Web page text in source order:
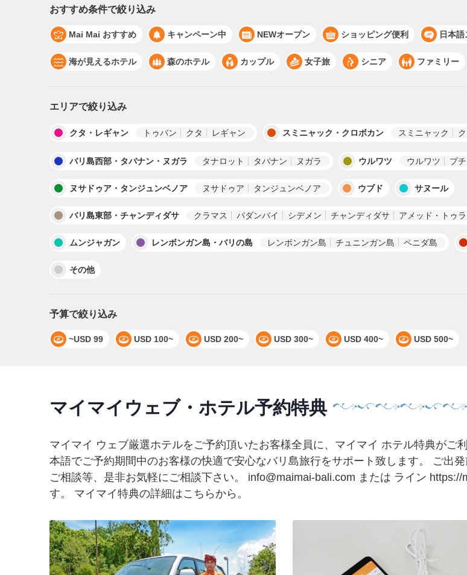
おすすめ条件で絞り込み
Mai Mai おすすめ キャンペーン中 NEWオープン ショッピング便利 日本
海が見えるホテル 森のホテル カップル 女子旅 シニア ファミリー
エリアで絞り込み
クタ・レギャン トゥバン クタ レギャン スミニャック・クロボカン スミニャック
バリ島西部・タバナン・ヌガラ タナロット タバナン ヌガラ ウルワツ ウルワツ プ
ヌサドゥア・タンジュンベノア ヌサドゥア タンジュンベノア ウブド サヌール
バリ島東部・チャンディダサ クラマス パダンバイ シデメン チャンディダサ アメッド・トゥ
ムンジャガン レンボンガン島・バリの島 レンボンガン島 チュニンガン島 ペニダ島
その他
予算で絞り込み
~USD 99 USD 100~ USD 200~ USD 300~ USD 400~ USD 500~
マイマイウェブ・ホテル予約特典
マイマイ ウェブ厳選ホテルをご予約頂いたお客様全員に、マイマイ ホテル特典がご
本語でご予約期間中のお客様の快適で安心なバリ島旅行をサポート致します。 ご出
ご相談等、是非お気軽にご相談下さい。 info@maimai-bali.com または ライン
す。 マイマイ特典の詳細はこちらから。